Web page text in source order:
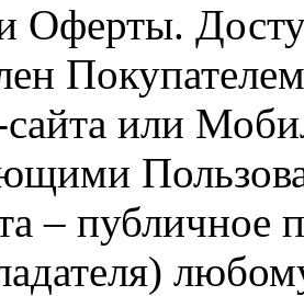
Оферты.
или
– публичное